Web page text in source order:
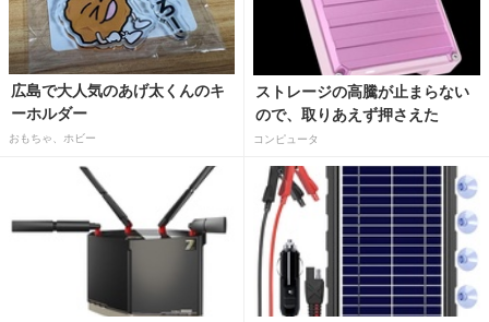
広島で大人気のあげ太くんのキ
ーホルダー
おもちゃ、ホビー
ストレージの高騰が止まらない
ので、取りあえず押さえた
コンピュータ